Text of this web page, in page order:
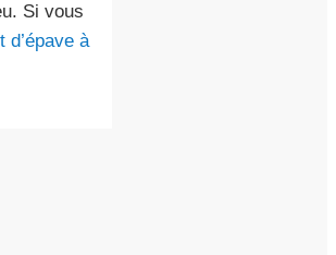
Si vous
d’épave à